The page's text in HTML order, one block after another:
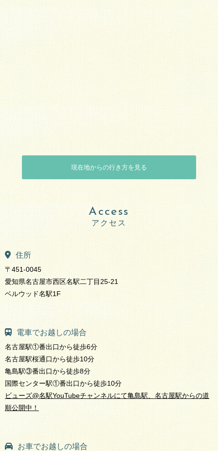
現在地からの行き方を見る
Access
住所
〒451-0045
愛知県名古屋市西区名駅二丁目25-21
ベルウッド名駅1F
電車でお越しの場合
名古屋駅①番出口から徒歩6分
名古屋駅桜通口から徒歩10分
亀島駅③番出口から徒歩8分
国際センター駅①番出口から徒歩10分
ビューズ@名駅YouTubeチャンネルにて亀島駅、名古屋駅からの道
順公開中！
お車でお越しの場合